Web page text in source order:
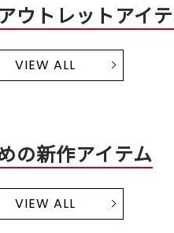
ウトレットアイ
VIEW ALL
の新作アイテム
VIEW ALL